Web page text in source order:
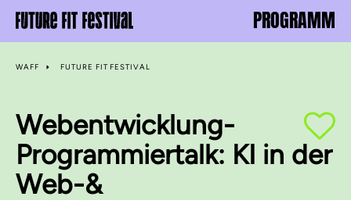
PROGRAMM
WAFF FUTURE FIT FESTIVAL
Webentwicklung-
Programmiertalk: KI in der
Web-&